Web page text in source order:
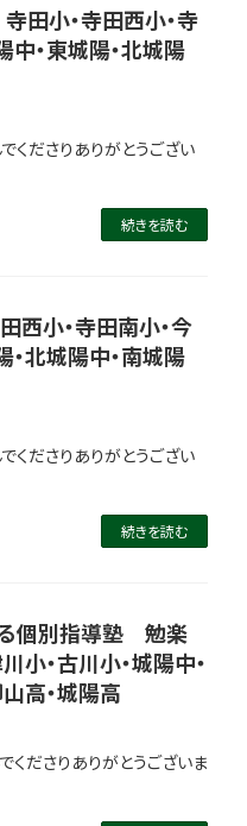
小・寺田西小・寺
中・東城陽・北城陽
くださりありがとうござい
続きを読む
小・寺田南小・今
・北城陽中・南城陽
くださりありがとうござい
続きを読む
る個別指導塾 勉楽
小・古川小・城陽中・
高・城陽高
ださりありがとうございま